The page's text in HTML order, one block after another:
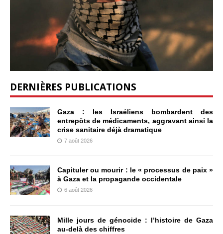
DERNIÈRES PUBLICATIONS
Gaza : les Israéliens bombardent des
entrepôts de médicaments, aggravant ainsi la
crise sanitaire déjà dramatique
7 août 2026
Capituler ou mourir : le « processus de paix »
à Gaza et la propagande occidentale
6 août 2026
Mille jours de génocide : l’histoire de Gaza
au-delà des chiffres